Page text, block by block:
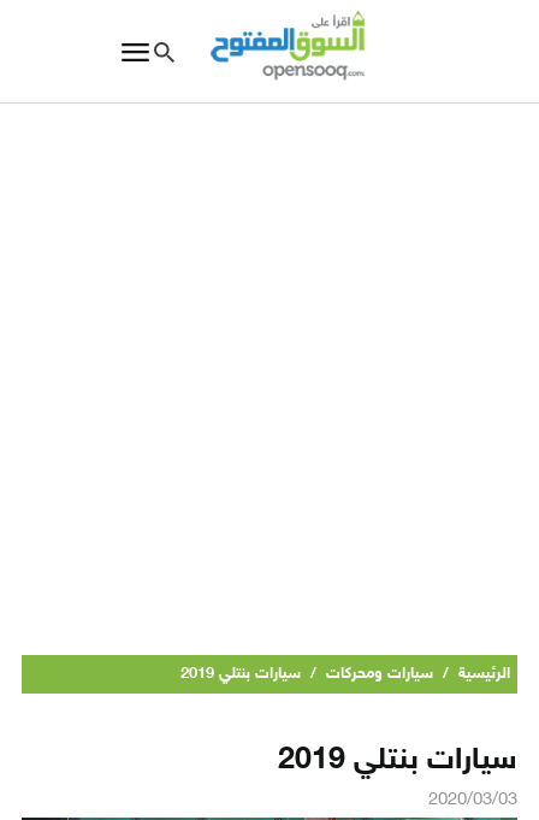
الرئيسية / سيارات ومحركات / سيارات بنتلي 2019
سيارات بنتلي 2019
2020/03/03